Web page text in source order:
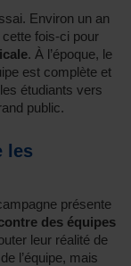
Environ un an
fois-ci pour
. À l’époque, le
est complète et
étudiants vers
public.
les
présente
des équipes
leur réalité de
l’équipe, mais